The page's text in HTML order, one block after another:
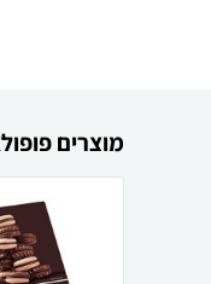
מוצרים